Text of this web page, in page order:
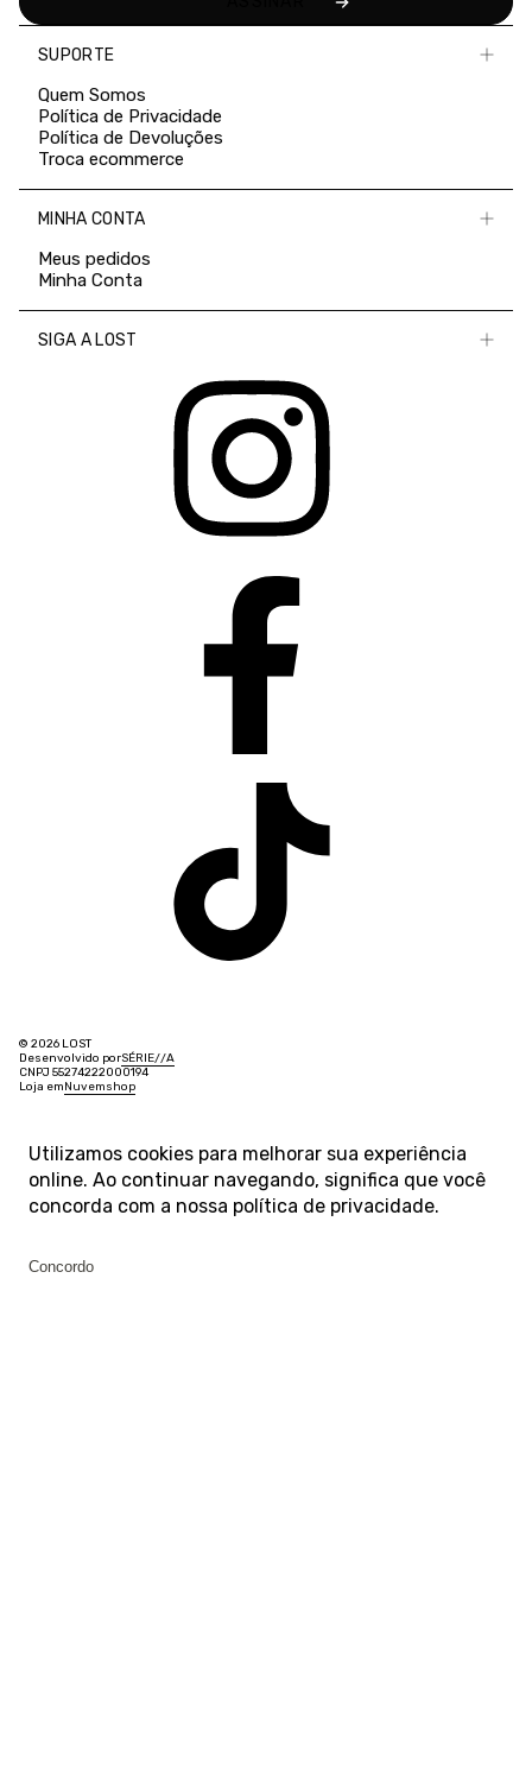
SUPORTE
Quem Somos
Política de Privacidade
Política de Devoluções
Troca ecommerce
MINHA CONTA
Meus pedidos
Minha Conta
SIGA A LOST
© 2026 LOST
Desenvolvido porSÉRIE//A
CNPJ 55274222000194
Loja emNuvemshop
Utilizamos cookies para melhorar sua experiência
online. Ao continuar navegando, significa que você
concorda com a nossa política de privacidade.
Concordo